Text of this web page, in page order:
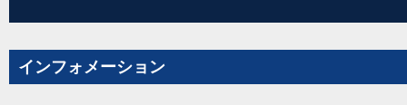
インフォメーション